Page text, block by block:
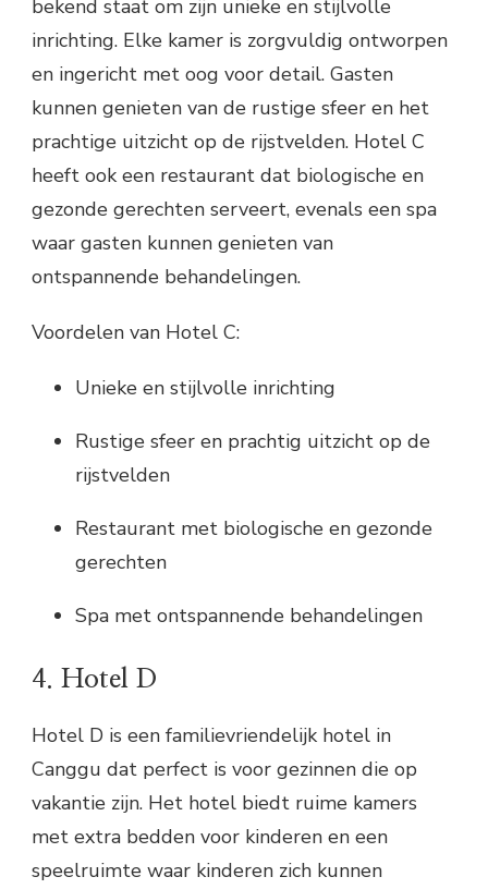
bekend staat om zijn unieke en stijlvolle
inrichting. Elke kamer is zorgvuldig ontworpen
en ingericht met oog voor detail. Gasten
kunnen genieten van de rustige sfeer en het
prachtige uitzicht op de rijstvelden. Hotel C
heeft ook een restaurant dat biologische en
gezonde gerechten serveert, evenals een spa
waar gasten kunnen genieten van
ontspannende behandelingen.
Voordelen van Hotel C:
Unieke en stijlvolle inrichting
Rustige sfeer en prachtig uitzicht op de
rijstvelden
Restaurant met biologische en gezonde
gerechten
Spa met ontspannende behandelingen
4. Hotel D
Hotel D is een familievriendelijk hotel in
Canggu dat perfect is voor gezinnen die op
vakantie zijn. Het hotel biedt ruime kamers
met extra bedden voor kinderen en een
speelruimte waar kinderen zich kunnen